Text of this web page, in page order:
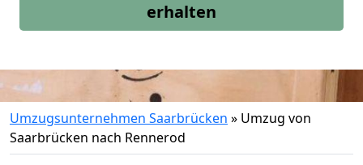
erhalten
Umzugsunternehmen Saarbrücken » Umzug von
Saarbrücken nach Rennerod